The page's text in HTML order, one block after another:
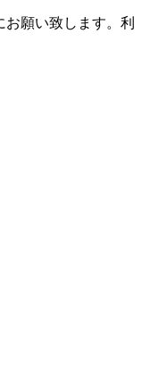
願い致します。利